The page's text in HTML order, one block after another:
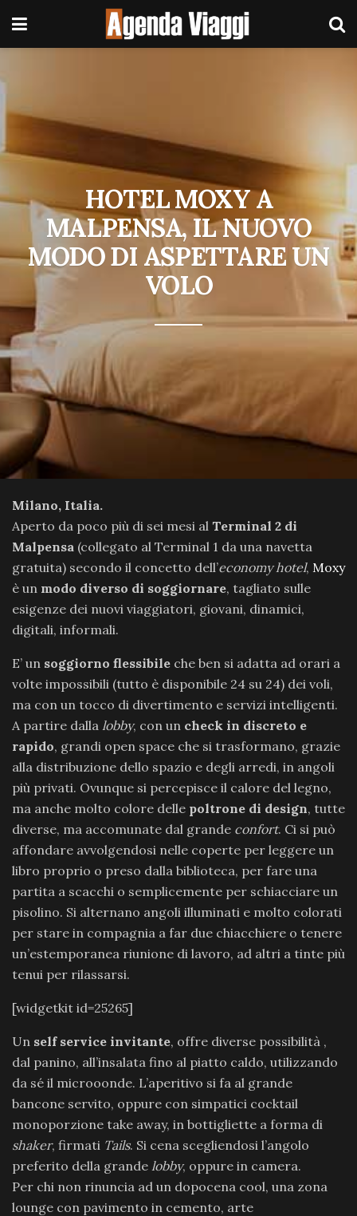
HOTEL MOXY A
MALPENSA, IL NUOVO
MODO DI ASPETTARE UN
VOLO
Milano, Italia.
Aperto da poco più di sei mesi al Terminal 2 di
Malpensa (collegato al Terminal 1 da una navetta
gratuita) secondo il concetto dell’economy hotel, Moxy
è un modo diverso di soggiornare, tagliato sulle
esigenze dei nuovi viaggiatori, giovani, dinamici,
digitali, informali.
E’ un soggiorno flessibile che ben si adatta ad orari a
volte impossibili (tutto è disponibile 24 su 24) dei voli,
ma con un tocco di divertimento e servizi intelligenti.
A partire dalla lobby, con un check in discreto e
rapido, grandi open space che si trasformano, grazie
alla distribuzione dello spazio e degli arredi, in angoli
più privati. Ovunque si percepisce il calore del legno,
ma anche molto colore delle poltrone di design, tutte
diverse, ma accomunate dal grande confort. Ci si può
affondare avvolgendosi nelle coperte per leggere un
libro proprio o preso dalla biblioteca, per fare una
partita a scacchi o semplicemente per schiacciare un
pisolino. Si alternano angoli illuminati e molto colorati
per stare in compagnia a far due chiacchiere o tenere
un’estemporanea riunione di lavoro, ad altri a tinte più
tenui per rilassarsi.
[widgetkit id=25265]
Un self service invitante, offre diverse possibilità ,
dal panino, all’insalata fino al piatto caldo, utilizzando
da sé il microoonde. L’aperitivo si fa al grande
bancone servito, oppure con simpatici cocktail
monoporzione take away, in bottigliette a forma di
shaker, firmati Tails. Si cena scegliendosi l’angolo
preferito della grande lobby, oppure in camera.
Per chi non rinuncia ad un dopocena cool, una zona
lounge con pavimento in cemento, arte